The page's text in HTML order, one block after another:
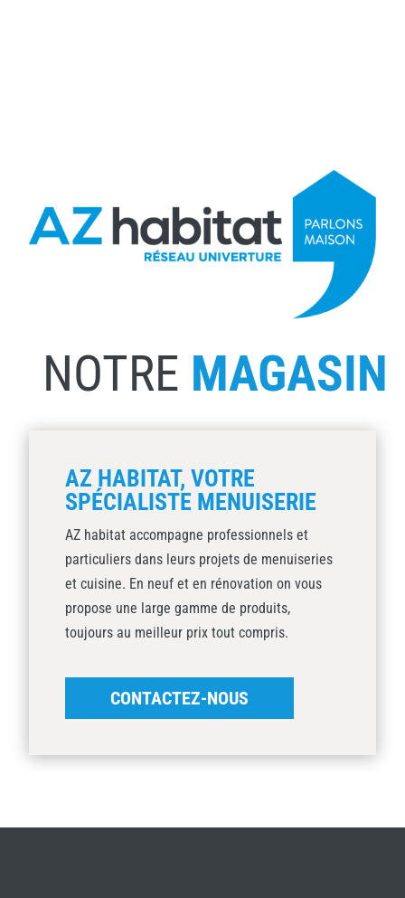
NOTRE MAGASIN
AZ HABITAT, VOTRE
SPÉCIALISTE MENUISERIE
AZ habitat accompagne professionnels et
particuliers dans leurs projets de menuiseries
et cuisine. En neuf et en rénovation on vous
propose une large gamme de produits,
toujours au meilleur prix tout compris.
CONTACTEZ-NOUS